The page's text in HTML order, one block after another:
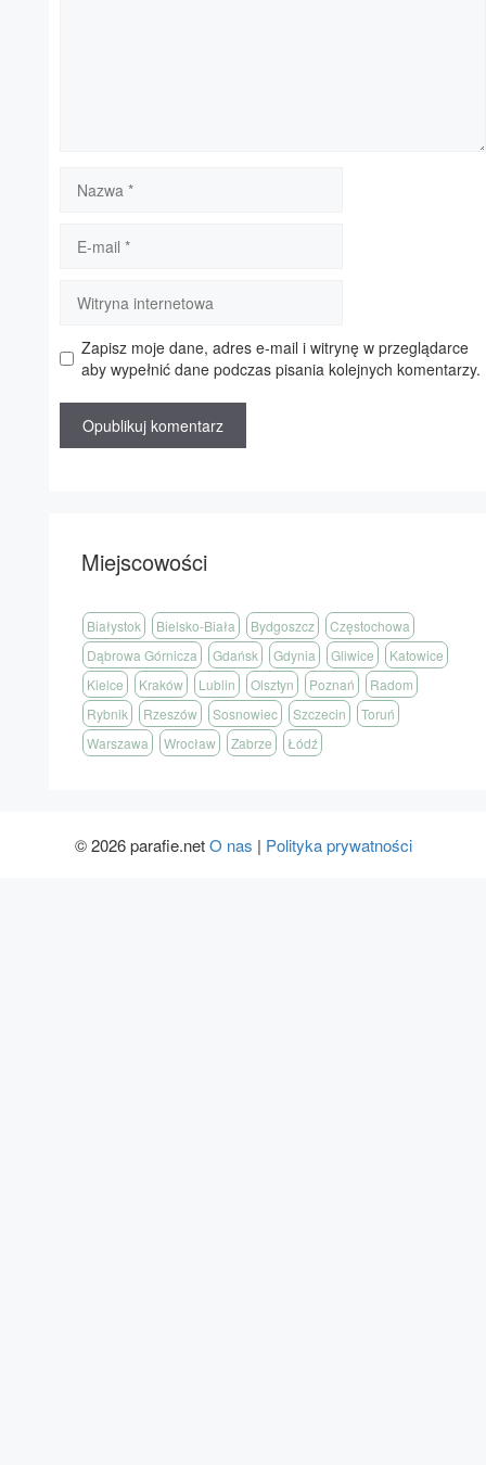
mail
internetowa
Zapisz moje dane, adres e-mail i witrynę w przeglądarce
aby wypełnić dane podczas pisania kolejnych komentarzy.
Miejscowości
Białystok Bielsko-Biała Bydgoszcz
Częstochowa
Dąbrowa Górnicza
Gdańsk Gdynia Gliwice
Katowice
Kielce
Kraków Lublin Olsztyn Poznań
Radom
Rybnik
Rzeszów Sosnowiec Szczecin
Toruń
Warszawa
Wrocław Zabrze Łódź
© 2026 parafie.netO nas | Polityka prywatności